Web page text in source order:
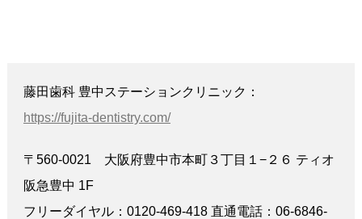
藤田歯科 豊中ステーションクリニック：
https://fujita-dentistry.com/
〒560-0021 大阪府豊中市本町３丁目１−２６ ティオ
阪急豊中 1F
フリーダイヤル：0120-469-418 直通電話：06-6846-